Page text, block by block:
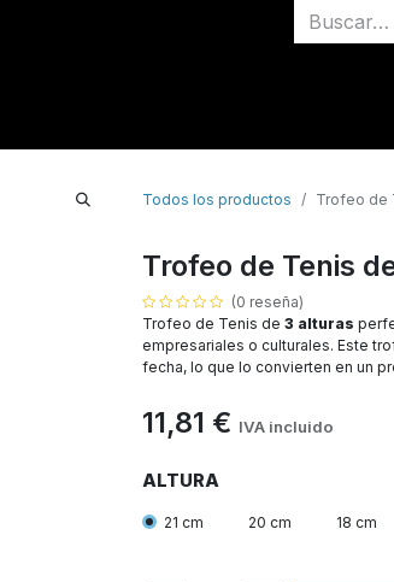
Todos los productos Trofeo de
Trofeo de Tenis
(0 reseña)
Trofeo de Tenis de 3 alturas
empresariales o culturales. Este
fecha, lo que lo convierten en un
11,81 € IVA incluido
ALTURA
21 cm 20 cm 18 cm